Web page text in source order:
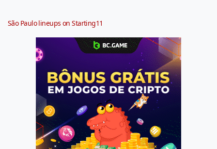
São Paulo lineups on Starting11